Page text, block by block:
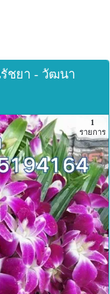
ชยา - วัฒนา
1
รายการ